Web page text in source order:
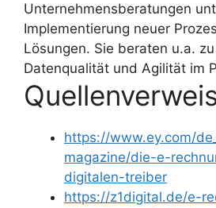
Unternehmensberatungen
Implementierung neuer
Lösungen. Sie beraten u.a.
Datenqualität und Agilität im
https://www.ey.com/
magazine/die-e-
digitalen-treiber
https://z1digital.de/e-